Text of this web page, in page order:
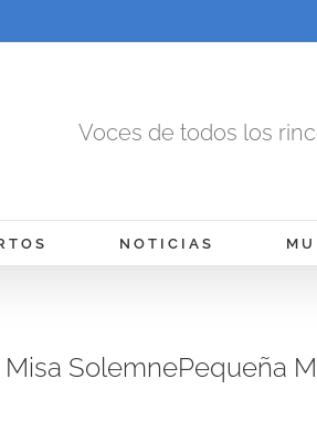
Voces de todos los
NOTICIAS
SolemnePequeña